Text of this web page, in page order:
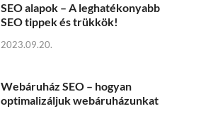
SEO alapok – A leghatékonyabb
SEO tippek és trükkök!
2023.09.20.
Webáruház SEO – hogyan
optimalizáljuk webáruházunkat